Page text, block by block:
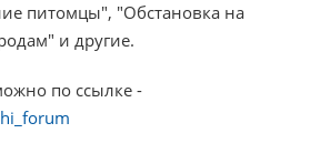
питомцы", "Обстановка на
и другие.
по ссылке -